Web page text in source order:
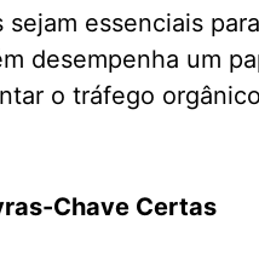
sejam essenciais
desempenha um
o tráfego
Chave Certas